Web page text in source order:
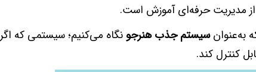
مدیریت حرفه‌ای آموزش است.
به‌عنوانسیستم جذب هنرجو نگاه می‌کنیم؛ سیستمی که
کنترل کند.